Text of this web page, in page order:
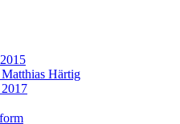
Härtig